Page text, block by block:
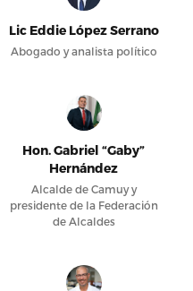
Lic Eddie López Serrano
Abogado y analista político
Hon. Gabriel “Gaby”
Hernández
Alcalde de Camuy y
presidente de la Federación
de Alcaldes